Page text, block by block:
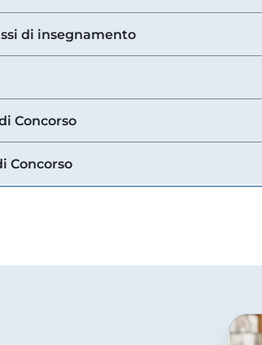
di insegnamento
Concorso
Concorso